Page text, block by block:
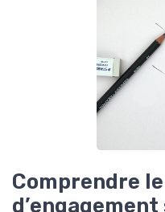
Comprendre